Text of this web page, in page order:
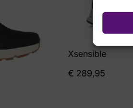
Xsensible
€ 289,95